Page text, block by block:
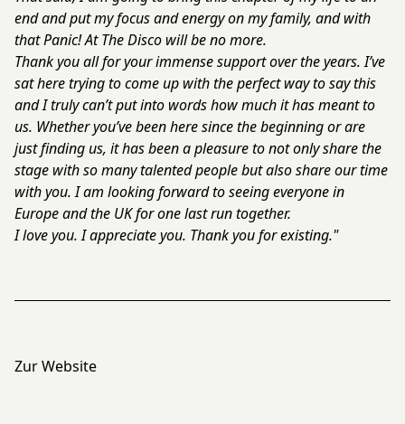
end and put my focus and energy on my family, and with
that Panic! At The Disco will be no more.
Thank you all for your immense support over the years. I’ve
sat here trying to come up with the perfect way to say this
and I truly can’t put into words how much it has meant to
us. Whether you’ve been here since the beginning or are
just finding us, it has been a pleasure to not only share the
stage with so many talented people but also share our time
with you. I am looking forward to seeing everyone in
Europe and the UK for one last run together.
I love you. I appreciate you. Thank you for existing."
Zur Website